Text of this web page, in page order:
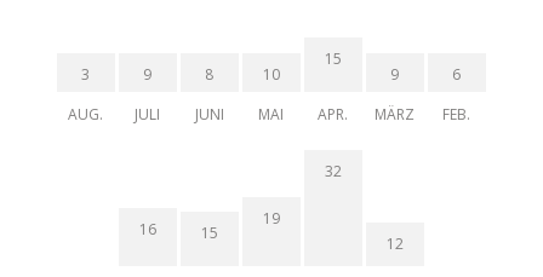
3
AUG.
9
JULI
8
JUNI
10
MAI
15
APR.
9
MÄRZ
6
FEB.
16 15
19
32
12